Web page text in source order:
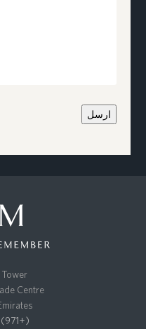
ارسل
Centre,
(+971) 4 252 4948